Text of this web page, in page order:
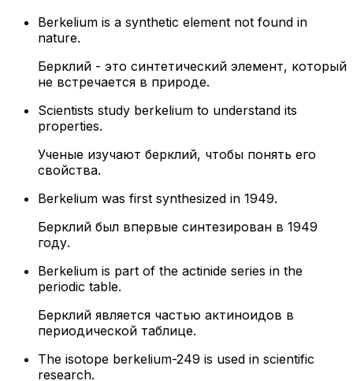
Berkelium is a synthetic element not found in
nature.
Берклий - это синтетический элемент, который
не встречается в природе.
Scientists study berkelium to understand its
properties.
Ученые изучают берклий, чтобы понять его
свойства.
Berkelium was first synthesized in 1949.
Берклий был впервые синтезирован в 1949
году.
Berkelium is part of the actinide series in the
periodic table.
Берклий является частью актиноидов в
периодической таблице.
The isotope berkelium-249 is used in scientific
research.